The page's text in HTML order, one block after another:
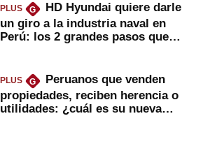
PLUS G
HD Hyundai quiere darle
un giro a la industria naval en
Perú: los 2 grandes pasos que
PLUS G
Peruanos que venden
propiedades, reciben herencia o
utilidades: ¿cuál es su nueva